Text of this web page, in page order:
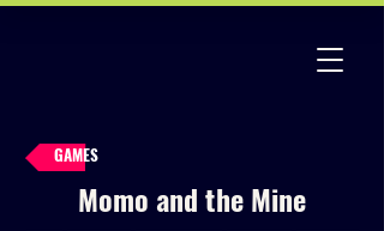
GAMES
Momo and the Mine